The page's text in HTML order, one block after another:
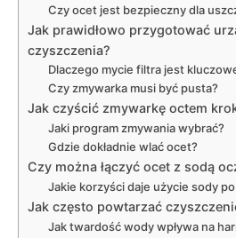
Czy ocet jest bezpieczny dla
Jak prawidłowo przygotować
czyszczenia?
Dlaczego mycie filtra jest
Czy zmywarka musi być pusta?
Jak czyścić zmywarkę octem
Jaki program zmywania wybrać?
Gdzie dokładnie wlać ocet?
Czy można łączyć ocet z sodą
Jakie korzyści daje użycie sody
Jak często powtarzać
Jak twardość wody wpływa na